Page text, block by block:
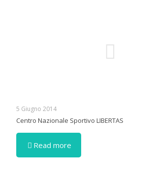
5 Giugno 2014
Centro Nazionale Sportivo LIBERTAS
Read more